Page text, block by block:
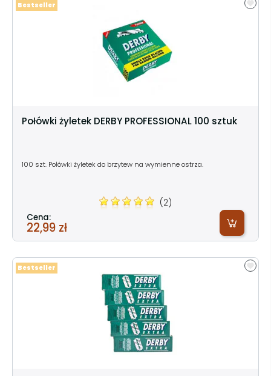
Połówki żyletek DERBY PROFESSIONAL 100 sztuk
100 szt. Połówki żyletek do brzytew na wymienne ostrza.
(2)
Cena:
22,99 zł
Bestseller
Bestseller